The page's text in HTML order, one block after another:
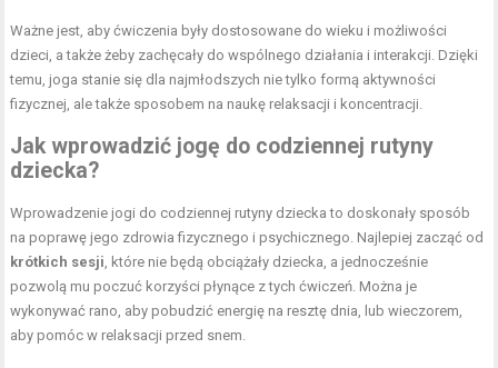
Ważne jest, aby ćwiczenia były dostosowane do wieku i możliwości
dzieci, a także żeby zachęcały do wspólnego działania i interakcji. Dzięki
temu, joga stanie się dla najmłodszych nie tylko formą aktywności
fizycznej, ale także sposobem na naukę relaksacji i koncentracji.
Jak wprowadzić jogę do codziennej rutyny
dziecka?
Wprowadzenie jogi do codziennej rutyny dziecka to doskonały sposób
na poprawę jego zdrowia fizycznego i psychicznego. Najlepiej zacząć od
krótkich sesji, które nie będą obciążały dziecka, a jednocześnie
pozwolą mu poczuć korzyści płynące z tych ćwiczeń. Można je
wykonywać rano, aby pobudzić energię na resztę dnia, lub wieczorem,
aby pomóc w relaksacji przed snem.